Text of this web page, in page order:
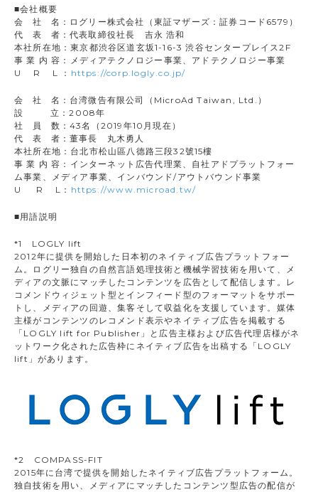
■会社概要
会 社 名：ログリー株式会社（東証マザーズ：証券コード6579）
代 表 者：代表取締役社長 吉永 浩和
本社所在地：東京都渋谷区道玄坂1-16-3 渋谷センタープレイス2F
事 業 内 容：メディアテクノロジー事業、アドテクノロジー事業
U R L ： https://corp.logly.co.jp/
会 社 名：台湾微告有限公司（MicroAd Taiwan, Ltd.）
設 立：2008年
社 員 数：43名（2019年10月現在）
代 表 者：董事長 丸木勇人
本社所在地：台北市松山區八德路三段32號15樓
事 業 内 容：インターネット広告代理業、自社アドプラットフォー
ム事業、メディア事業、インバウンド/アウトバウンド事業
U R L： https://www.microad.tw/
■用語説明
*1 LOGLY lift
2012年に提供を開始した日本初のネイティブ広告プラットフォー
ム。ログリー独自の自然言語処理技術と機械学習技術を用いて、メ
ディアの文脈にマッチしたコンテンツを広告として配信します。レ
コメンドウィジェット型とインフィード型のフォーマットをサポー
トし、メディアの回遊、集客そして収益化を支援しています。媒体
主様がコンテンツのレコメンド表示やネイティブ広告を掲載する
「LOGLY lift for Publisher」と広告主様および広告代理店様がネ
ットワーク化された広告枠にネイティブ広告を出稿する「LOGLY
lift」があります。
*2 COMPASS-FIT
2015年に台湾で提供を開始したネイティブ広告プラットフォーム。
独自技術を用い、メディアにマッチしたコンテンツ型広告の配信が